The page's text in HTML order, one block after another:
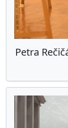
Petra